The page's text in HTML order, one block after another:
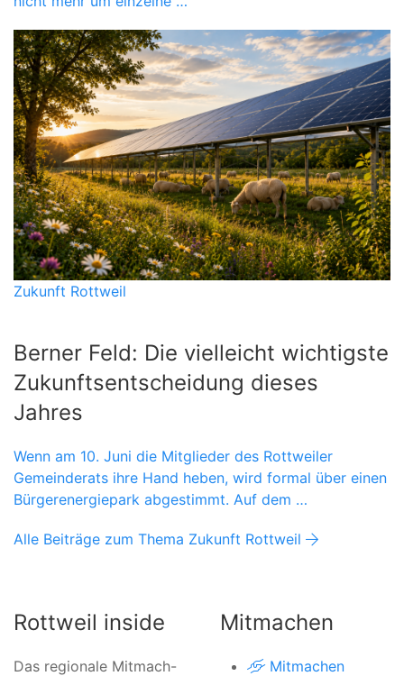
Zukunft Rottweil
Berner Feld: Die vielleicht wichtigste
Zukunftsentscheidung dieses
Jahres
Wenn am 10. Juni die Mitglieder des Rottweiler
Gemeinderats ihre Hand heben, wird formal über einen
Bürgerenergiepark abgestimmt. Auf dem …
Alle Beiträge zum Thema Zukunft Rottweil
Rottweil inside
Das regionale Mitmach-
Mitmachen
Mitmachen